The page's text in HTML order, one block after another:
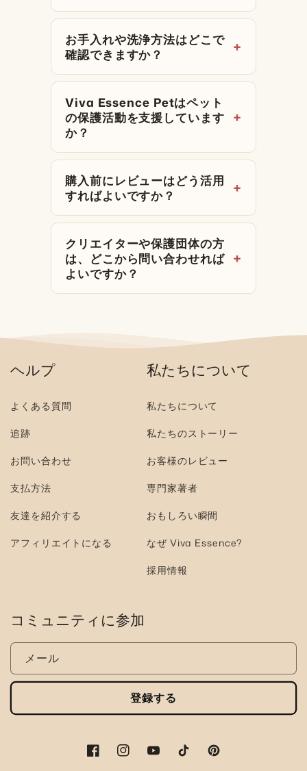
お手入れや洗浄方法はどこで
確認できますか？
Viva Essence Petはペット
の保護活動を支援しています
か？
購入前にレビューはどう活用
すればよいですか？
クリエイターや保護団体の方
は、どこから問い合わせれば
よいですか？
ヘルプ
よくある質問
追跡
お問い合わせ
支払方法
友達を紹介する
アフィリエイトになる
私たちについて
私たちについて
私たちのストーリー
お客様のレビュー
専門家著者
おもしろい瞬間
なぜ Viva Essence?
採用情報
コミュニティに参加
メール
登録する
フ
イ
ユ
テ
ピ